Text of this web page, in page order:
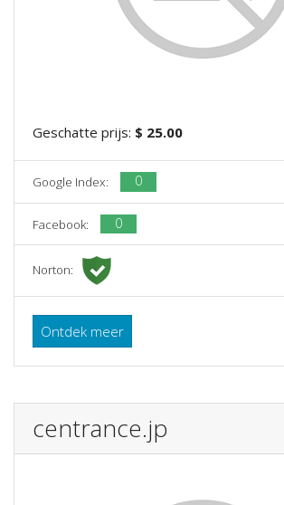
Geschatte prijs: $ 25.00
Google Index: 0
Facebook: 0
Norton:
Ontdek meer
centrance.jp